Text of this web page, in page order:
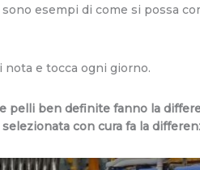
esempi di come si possa
e tocca ogni giorno.
pelli ben definite fanno la
con cura fa la